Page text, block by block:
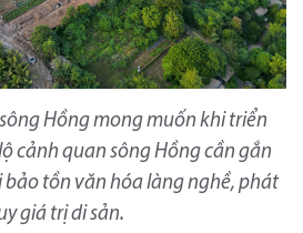
Hồng mong muốn khi triển
cảnh quan sông Hồng cần gắn
tồn văn hóa làng nghề, phát
giá trị di sản.